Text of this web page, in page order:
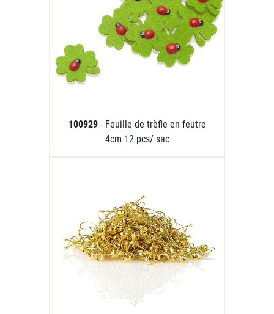
100929 - Feuille de trèfle en feutre
4cm 12 pcs/ sac